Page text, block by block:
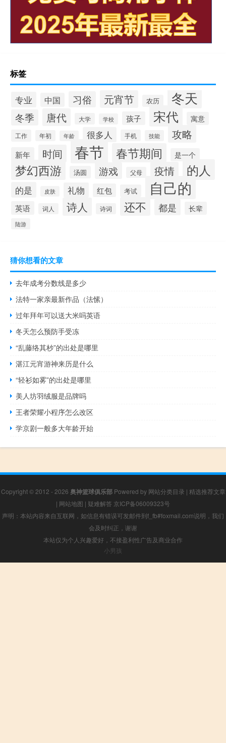
标签
专业 中国 习俗 元宵节 农历 冬天
冬季 唐代 大学 学校 孩子 宋代 寓意
工作 年初 年龄 很多人 手机 技能 攻略
新年 时间 春节 春节期间 是一个
梦幻西游 汤圆 游戏 父母 疫情 的人
的是 皮肤 礼物 红包 考试 自己的
英语 词人 诗人 诗词 还不 都是 长辈
陆游
猜你想看的文章
去年成考分数线是多少
法特一家亲最新作品（法愫）
过年拜年可以送大米吗英语
冬天怎么预防手受冻
“乱藤络其杪”的出处是哪里
湛江元宵游神来历是什么
“轻衫如雾”的出处是哪里
美人坊羽绒服是品牌吗
王者荣耀小程序怎么改区
学京剧一般多大年龄开始
Copyright © 2012 - 2026 奥神篮球俱乐部Powered by 网站分类目录 | 精选推荐文章
| 网站地图 | 疑难解答 京ICP备06009323号
声明：本站内容来自互联网，如信息有错误可发邮件到f_fb#foxmail.com说明，我们
会及时纠正，谢谢
本站仅为个人兴趣爱好，不接盈利性广告及商业合作
小男孩